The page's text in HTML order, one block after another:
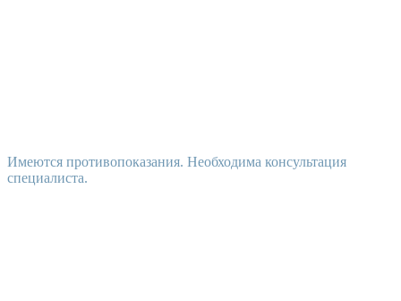
Имеются противопоказания. Необходима консультация
специалиста.